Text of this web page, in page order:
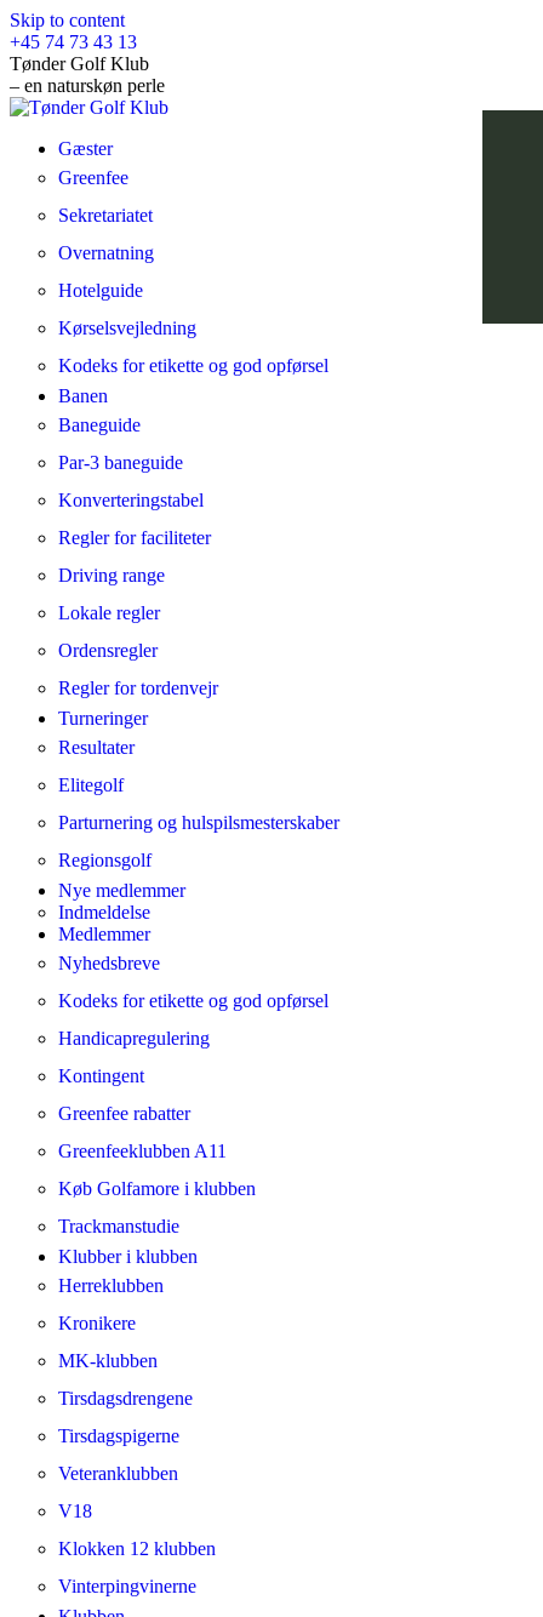
Skip to content
+45 74 73 43 13
Tønder Golf Klub
– en naturskøn perle
Gæster
Greenfee
Sekretariatet
Overnatning
Hotelguide
Kørselsvejledning
Kodeks for etikette og god opførsel
Banen
Baneguide
Par-3 baneguide
Konverteringstabel
Regler for faciliteter
Driving range
Lokale regler
Ordensregler
Regler for tordenvejr
Turneringer
Resultater
Elitegolf
Parturnering og hulspilsmesterskaber
Regionsgolf
Nye medlemmer
Indmeldelse
Medlemmer
Nyhedsbreve
Kodeks for etikette og god opførsel
Handicapregulering
Kontingent
Greenfee rabatter
Greenfeeklubben A11
Køb Golfamore i klubben
Trackmanstudie
Klubber i klubben
Herreklubben
Kronikere
MK-klubben
Tirsdagsdrengene
Tirsdagspigerne
Veteranklubben
V18
Klokken 12 klubben
Vinterpingvinerne